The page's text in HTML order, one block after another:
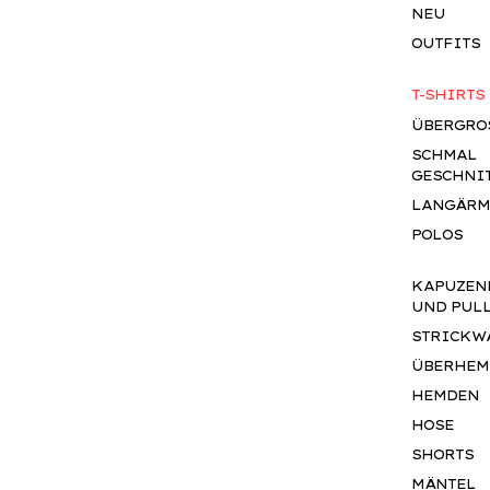
NEU
OUTFITS
T-SHIRTS
SCHMAL
POLOS
UND
HEMDEN
HOSE
SHORTS
MÄNTEL